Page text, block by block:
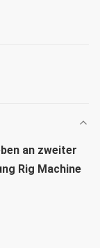
an zweiter
Rig Machine